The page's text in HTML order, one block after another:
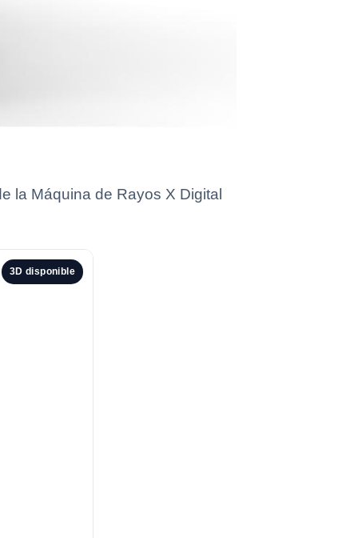
la Máquina de Rayos X Digital
3D disponible